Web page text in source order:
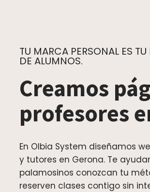
TU MARCA PERSONAL ES
DE ALUMNOS.
Creamos
profesores
En Olbia System diseñamos
y tutores en Gerona. Te
palamosinos conozcan tu
reserven clases contigo sin